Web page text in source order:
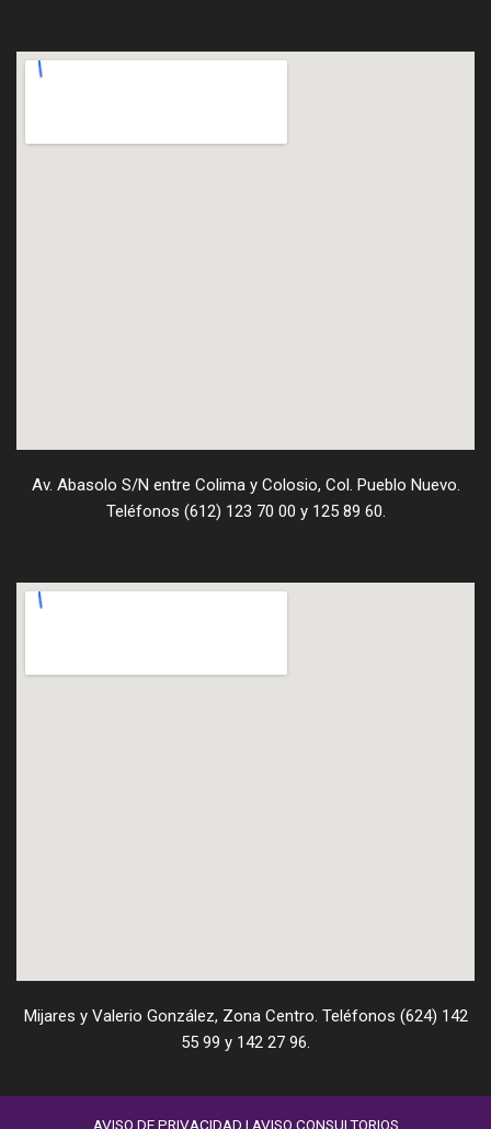
Av. Abasolo S/N entre Colima y Colosio, Col. Pueblo Nuevo.
Teléfonos (612) 123 70 00 y 125 89 60.
Mijares y Valerio González, Zona Centro. Teléfonos (624) 142
55 99 y 142 27 96.
AVISO DE PRIVACIDAD | AVISO CONSULTORIOS